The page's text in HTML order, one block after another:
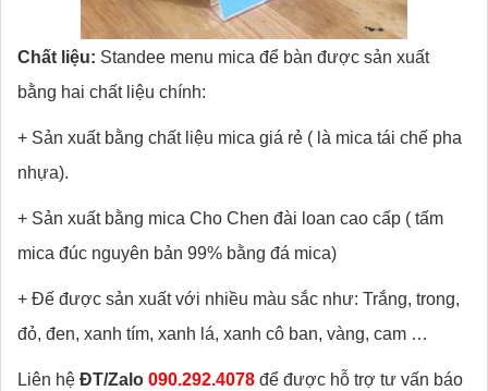
Chất liệu: Standee menu mica để bàn được sản xuất
bằng hai chất liệu chính:
+ Sản xuất bằng chất liệu mica giá rẻ ( là mica tái chế pha
nhựa).
+ Sản xuất bằng mica Cho Chen đài loan cao cấp ( tấm
mica đúc nguyên bản 99% bằng đá mica)
+ Đế được sản xuất với nhiều màu sắc như: Trắng, trong,
đỏ, đen, xanh tím, xanh lá, xanh cô ban, vàng, cam …
Liên hệ ĐT/Zalo 090.292.4078 để được hỗ trợ tư vấn báo